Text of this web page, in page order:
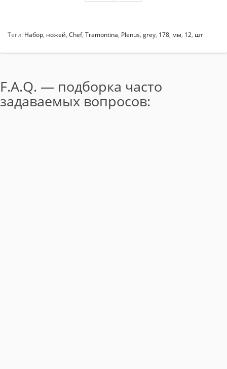
Теги: Набор, ножей, Chef, Tramontina, Plenus, grey, 178, мм, 12, шт
F.A.Q. — подборка часто
задаваемых вопросов: